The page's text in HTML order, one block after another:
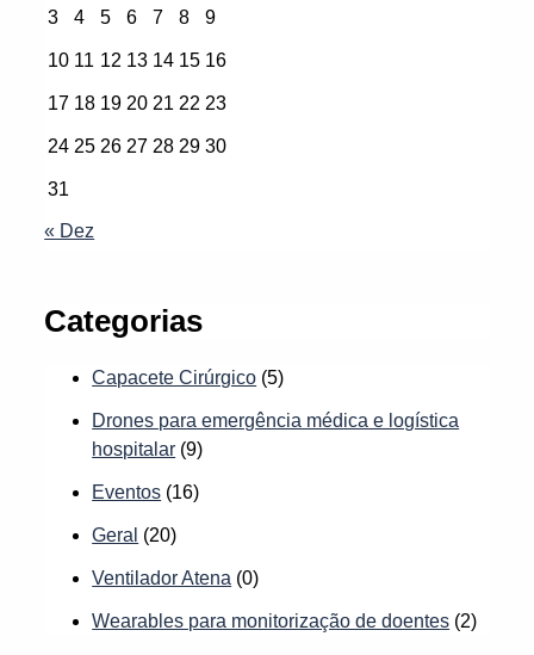
3 4 5 6 7 8 9
10 11 12 13 14 15 16
17 18 19 20 21 22 23
24 25 26 27 28 29 30
31
« Dez
Categorias
Capacete Cirúrgico (5)
Drones para emergência médica e logística
hospitalar (9)
Eventos (16)
Geral (20)
Ventilador Atena (0)
Wearables para monitorização de doentes (2)